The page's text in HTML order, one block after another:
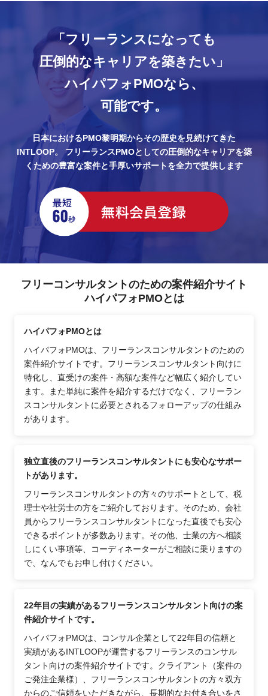
「フリーランスになっても
圧倒的なキャリアを築きたい」
ハイパフォPMOなら、
可能です。
日本におけるPMO黎明期からその歴史を見続けてきた
INTLOOP。
フリーランスPMOとしての圧倒的なキャリアを築
くための豊富な案件と手厚いサポートを全力で提供します
フリーコンサルタントのための案件紹介サイト
ハイパフォPMOとは
ハイパフォPMOとは
ハイパフォPMOは、フリーランスコンサルタントのための
案件紹介サイトです。フリーランスコンサルタント向けに
特化し、直受けの案件・高額な案件など幅広く紹介してい
ます。また単純に案件を紹介するだけでなく、フリーラン
スコンサルタントに必要とされるフォローアップの仕組み
があります。
独立直後のフリーランスコンサルタントにも安心なサポー
トがあります。
フリーランスコンサルタントの方々のサポートとして、税
理士や社労士の方をご紹介しております。そのため、会社
員からフリーランスコンサルタントになった直後でも安心
できるポイントが多数あります。その他、士業の方へ相談
しにくい事項等、コーディネーターがご相談に乗りますの
で、なんでもお申し付けください。
22年目の実績があるフリーランスコンサルタント向けの案
件紹介サイトです。
ハイパフォPMOは、コンサル企業として22年目の信頼と
実績があるINTLOOPが運営するフリーランスのコンサル
タント向けの案件紹介サイトです。クライアント（案件の
ご発注企業様）、フリーランスコンサルタントの方々双方
からのご信頼をいただきながら、長期的なお付き合いをさ